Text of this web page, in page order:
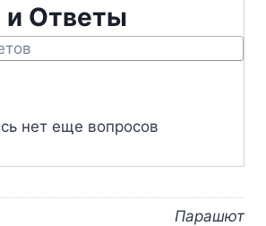
Ответы
нет еще вопросов
Парашют